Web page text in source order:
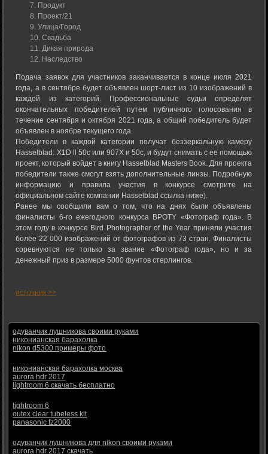
Продукт
Проект/21
Улица/Город
Свадьба
Дикая природа
Наследство
Подача заявок для участников заканчивается в конце июля 2021
года, а в сентябре будет объявлен шорт-лист из 10 изображений в
каждой из категорий. Профессиональные судьи определят
окончательных победителей путем публичного голосования в
течение сентября и октября 2021 года, а общий победитель будет
объявлен в ноябре текущего года.
Победители в каждой категории получат беззеркальную камеру
Hasselblad: X1D ll 50c или 907X и 50c, и будут снимать с ее помощью
проект, который войдет в книгу Hasselblad Masters Book. Для проекта
победители также смогут взять дополнительные линзы. Подробную
информацию и правила участия в конкурсе смотрите на
официальном сайте компании Hasselblad ссылка ниже).
Ранее мы сообщили вам о том, что на днях были объявлены
финалисты 6-го ежегодного конкурса BPOTY «Фотограф года». В
этом году в конкурсе Bird Photographer of the Year приняли участия
более 22 000 изображений от фотографов из 73 стран. Финалисты
соревнуются не только за звание «Фотограф года», но и за
денежный приз в размере 5000 фунтов стерлингов.
источник >>
одуванчик лушникова своими руками
никонианская барахолка
nikon d5300 примеры фото
никонианская барахолка москва
aurora hdr 2017
lightroom 6 скачать бесплатно
lightroom 6
outex clear tubeless kit
panasonic fz2000
одуванчик лушникова для nikon своими руками
aurora hdr 2017 скачать